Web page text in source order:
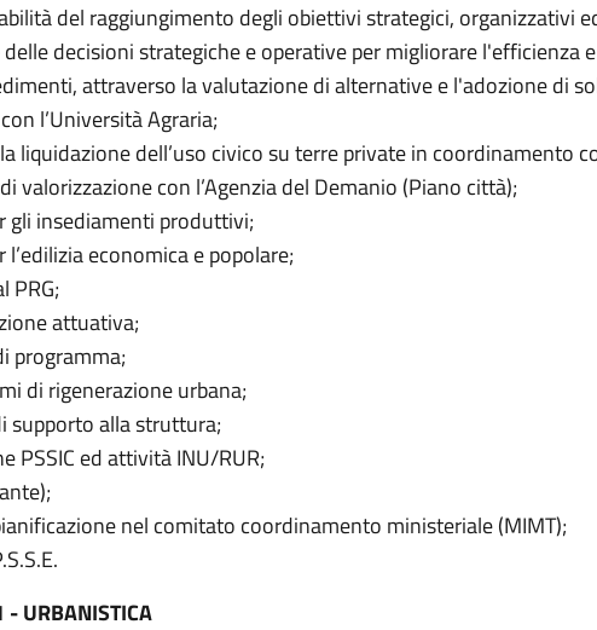
del raggiungimento degli obiettivi strategici, organizzativi
delle decisioni strategiche e operative per migliorare l'efficienza
attraverso la valutazione di alternative e l'adozione di
l’Università Agraria;
liquidazione dell’uso civico su terre private in coordinamento
valorizzazione con l’Agenzia del Demanio (Piano città);
gli insediamenti produttivi;
l’edilizia economica e popolare;
PRG;
attuativa;
programma;
di rigenerazione urbana;
supporto alla struttura;
PSSIC ed attività INU/RUR;
nel comitato coordinamento ministeriale (MIMT);
- URBANISTICA